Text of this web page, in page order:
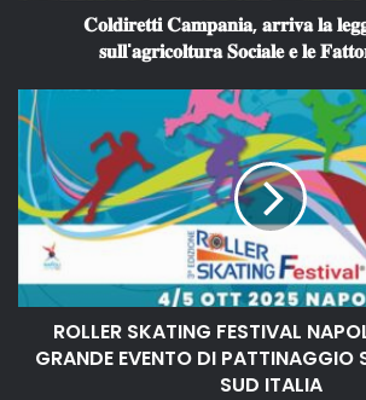
𝐂𝐨𝐥𝐝𝐢𝐫𝐞𝐭𝐭𝐢 𝐂𝐚𝐦𝐩𝐚𝐧𝐢𝐚, 𝐚𝐫𝐫𝐢𝐯𝐚 𝐥𝐚
𝐬𝐮𝐥𝐥'𝐚𝐠𝐫𝐢𝐜𝐨𝐥𝐭𝐮𝐫𝐚 𝐒𝐨𝐜𝐢𝐚𝐥𝐞 𝐞 𝐥𝐞
ROLLER SKATING FESTIVAL
GRANDE EVENTO DI PATTINAGGIO
SUD ITALIA